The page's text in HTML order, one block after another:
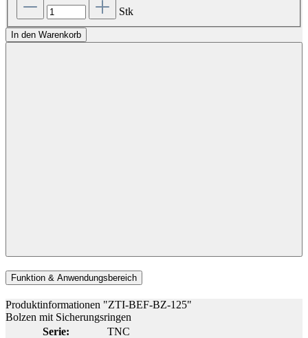
Stk
In den Warenkorb
Funktion & Anwendungsbereich
Produktinformationen "ZTI-BEF-BZ-125"
Bolzen mit Sicherungsringen
Serie:
TNC